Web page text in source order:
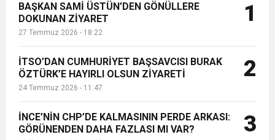
de doyasıya eğlendi. Yeme...
BAŞKAN SAMİ ÜSTÜN’DEN GÖNÜLLERE
DOKUNAN ZİYARET
27 Temmuz 2026 - 18:22
1
İTSO’DAN CUMHURİYET BAŞSAVCISI BURAK
ÖZTÜRK’E HAYIRLI OLSUN ZİYARETİ
24 Temmuz 2026 - 11:47
2
İNCE’NİN CHP’DE KALMASININ PERDE ARKASI:
GÖRÜNENDEN DAHA FAZLASI MI VAR?
3